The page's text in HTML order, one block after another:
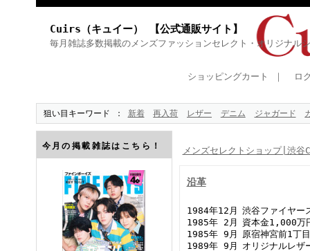
Cuirs（キュイー） 【公式通販サイト】
毎月雑誌多数掲載のメンズファッションセレクト・オリジナル
ショッピングカート ｜ ロ
狙い目キーワード 新着 再入荷 レザー デニム ジャガード
今月の掲載雑誌はこちら！ メンズセレクトショップ|渋
沿革
1984年12月 渋谷ファイヤー
1985年 2月
資本金1,000万
1985年 9月
原宿神宮前1丁
1989年 9月
オリジナルレ